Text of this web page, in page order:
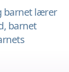
barnet lærer
barnet